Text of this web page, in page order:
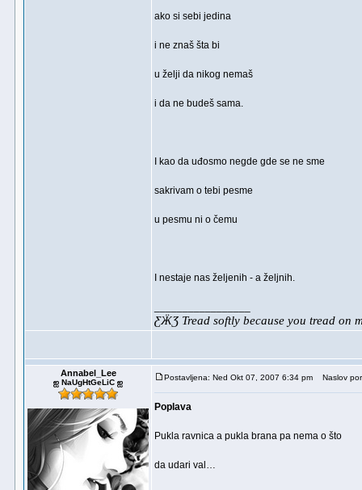
ako si sebi jedina
i ne znaš šta bi
u želji da nikog nemaš
i da ne budeš sama.
I kao da uđosmo negde gde se ne sme
sakrivam o tebi pesme
u pesmu ni o čemu
I nestaje nas željenih - a željnih.
ƸӜƷ Tread softly because you tread on
Annabel_Lee
ஐ NaUgHtGeLiC ஐ
Postavljena: Ned Okt 07, 2007 6:34 pm Naslov
Poplava
Pukla ravnica a pukla brana pa nema o što
da udari val…